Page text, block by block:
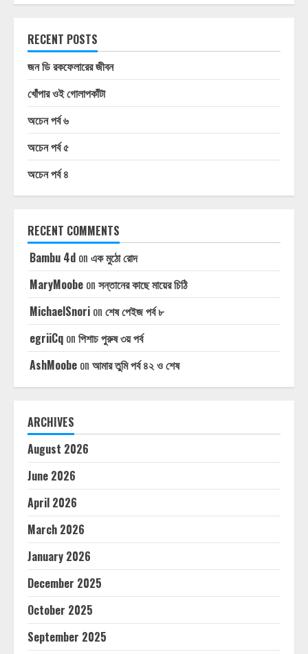
RECENT POSTS
জন ডি রকফেলারের জীবন
খোঁপার ওই গোলাপকাঁটা
অচেন পর্ব ৬
অচেন পর্ব ৫
অচেন পর্ব ৪
RECENT COMMENTS
Bambu 4d on এক মুঠো রোদ
MaryMoobe on সন্তানের কাছে মায়ের চিঠি
MichaelSnori on শেষ পেইজ পর্ব ৮
egriiCq on পিশাচ পুরুষ ৩য় পর্ব
AshMoobe on আমার তুমি পর্ব ৪২ ও শেষ
ARCHIVES
August 2026
June 2026
April 2026
March 2026
January 2026
December 2025
October 2025
September 2025